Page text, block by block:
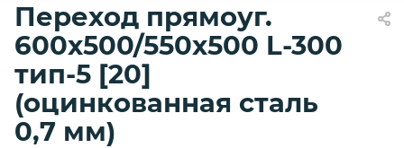
Переход прямоуг.
600х500/550х500 L-300
тип-5 [20]
(оцинкованная сталь
0,7 мм)